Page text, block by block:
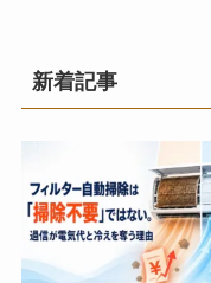
新着記事